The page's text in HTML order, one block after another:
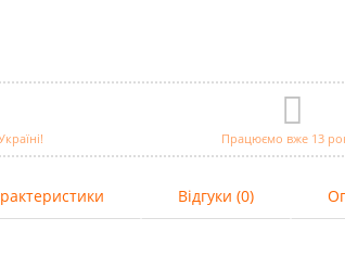
Працюємо вже 13
Відгуки (0)